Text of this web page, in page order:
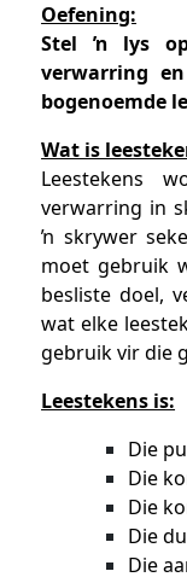
Oefening:
Stel ŉ lys
verwarring
bogenoemde
Wat is
Leestekens
verwarring in
ŉ skrywer
moet gebruik
besliste doel,
wat elke
gebruik vir die
Leestekens is:
Die
Die
Die
Die
Die